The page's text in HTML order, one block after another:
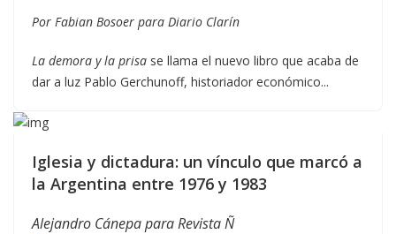
Por Fabian Bosoer para Diario Clarín
La demora y la prisa se llama el nuevo libro que acaba de
dar a luz Pablo Gerchunoff, historiador económico...
Iglesia y dictadura: un vínculo que marcó a
la Argentina entre 1976 y 1983
Alejandro Cánepa para Revista Ñ